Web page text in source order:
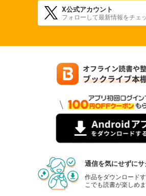
X公式アカウント
フォローして最新情報をチェ
通信を気にせずにサ
作品をダウンロード
こでも読書が楽しめま